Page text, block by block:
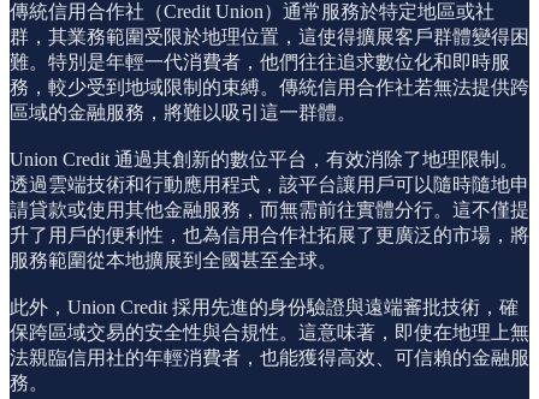
傳統信用合作社（Credit Union）通常服務於特定地區或社
群，其業務範圍受限於地理位置，這使得擴展客戶群體變得困
難。特別是年輕一代消費者，他們往往追求數位化和即時服
務，較少受到地域限制的束縛。傳統信用合作社若無法提供跨
區域的金融服務，將難以吸引這一群體。
Union Credit 通過其創新的數位平台，有效消除了地理限制。
透過雲端技術和行動應用程式，該平台讓用戶可以隨時隨地申
請貸款或使用其他金融服務，而無需前往實體分行。這不僅提
升了用戶的便利性，也為信用合作社拓展了更廣泛的市場，將
服務範圍從本地擴展到全國甚至全球。
此外，Union Credit 採用先進的身份驗證與遠端審批技術，確
保跨區域交易的安全性與合規性。這意味著，即使在地理上無
法親臨信用社的年輕消費者，也能獲得高效、可信賴的金融服
務。